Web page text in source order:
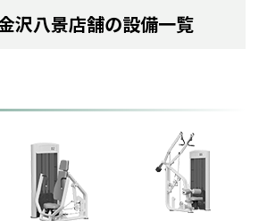
沢八景店舗の設備一覧